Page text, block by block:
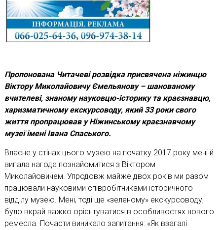
Пропонована Читачеві розвідка присвячена ніжинцю
Віктору Миколайовичу Ємельянову – шанованому
вчителеві, знаному науковцю-історику та краєзнавцю,
харизматичному екскурсоводу, який 33 роки свого
життя пропрацював у Ніжинському краєзнавчому
музеї імені Івана Спаського.
Власне у стінах цього музею на початку 2017 року мені й
випала нагода познайомитися з Віктором
Миколайовичем. Упродовж майже двох років ми разом
працювали науковими співробітниками історичного
відділу музею. Мені, тоді ще «зеленому» екскурсоводу,
було вкрай важко орієнтуватися в особливостях нового
ремесла. Почасти виникало запитання: «Як взагалі